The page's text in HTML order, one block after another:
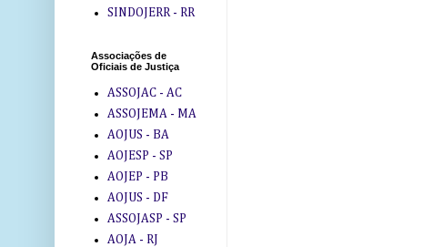
SINDOJERR - RR
Associações de
Oficiais de Justiça
ASSOJAC - AC
ASSOJEMA - MA
AOJUS - BA
AOJESP - SP
AOJEP - PB
AOJUS - DF
ASSOJASP - SP
AOJA - RJ